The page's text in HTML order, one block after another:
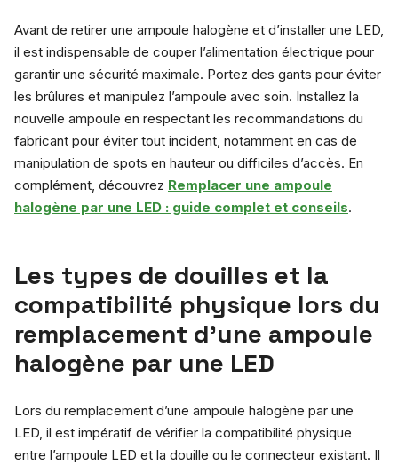
Avant de retirer une ampoule halogène et d’installer une LED,
il est indispensable de couper l’alimentation électrique pour
garantir une sécurité maximale. Portez des gants pour éviter
les brûlures et manipulez l’ampoule avec soin. Installez la
nouvelle ampoule en respectant les recommandations du
fabricant pour éviter tout incident, notamment en cas de
manipulation de spots en hauteur ou difficiles d’accès. En
complément, découvrez Remplacer une ampoule
halogène par une LED : guide complet et conseils.
Les types de douilles et la
compatibilité physique lors du
remplacement d’une ampoule
halogène par une LED
Lors du remplacement d’une ampoule halogène par une
LED, il est impératif de vérifier la compatibilité physique
entre l’ampoule LED et la douille ou le connecteur existant. Il